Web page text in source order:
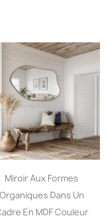
Miroir Aux Formes
Organiques Dans Un
En MDF Couleur